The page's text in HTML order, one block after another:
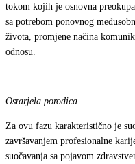
tokom kojih je osnovna
sa potrebom ponovnog
života, promjene načina
odnosu.
Ostarjela porodica
Za ovu fazu karakteristično je
završavanjem profesionalne
suočavanja sa pojavom